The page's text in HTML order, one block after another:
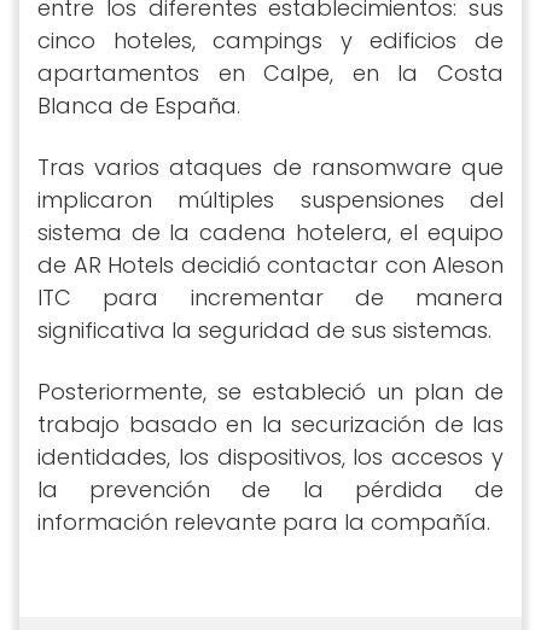
entre los diferentes establecimientos: sus
cinco hoteles, campings y edificios de
apartamentos en Calpe, en la Costa
Blanca de España.
Tras varios ataques de ransomware que
implicaron múltiples suspensiones del
sistema de la cadena hotelera, el equipo
de AR Hotels decidió contactar con Aleson
ITC para incrementar de manera
significativa la seguridad de sus sistemas.
Posteriormente, se estableció un plan de
trabajo basado en la securización de las
identidades, los dispositivos, los accesos y
la prevención de la pérdida de
información relevante para la compañía.